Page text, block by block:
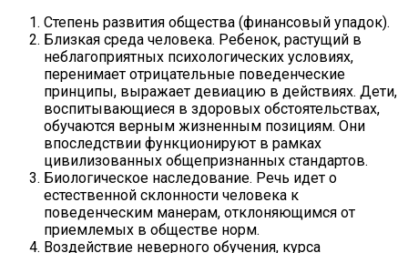
Степень развития общества (финансовый упадок).
Близкая среда человека. Ребенок, растущий в
неблагоприятных психологических условиях,
перенимает отрицательные поведенческие
принципы, выражает девиацию в действиях. Дети,
воспитывающиеся в здоровых обстоятельствах,
обучаются верным жизненным позициям. Они
впоследствии функционируют в рамках
цивилизованных общепризнанных стандартов.
Биологическое наследование. Речь идет о
естественной склонности человека к
поведенческим манерам, отклоняющимся от
приемлемых в обществе норм.
Воздействие неверного обучения, курса